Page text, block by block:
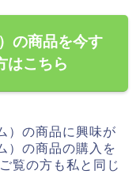
の商品を今す
はこちら
）の商品に興味が
）の商品の購入を
覧の方も私と同じ